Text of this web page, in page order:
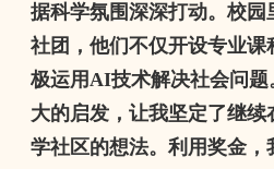
据科学氛围深深打动。校园
社团，他们不仅开设专业课
极运用AI技术解决社会问
大的启发，让我坚定了继
学社区的想法。利用奖金，